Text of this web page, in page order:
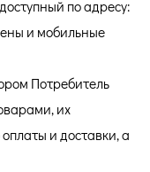
по адресу:
и мобильные
Потребитель
их
и доставки, а